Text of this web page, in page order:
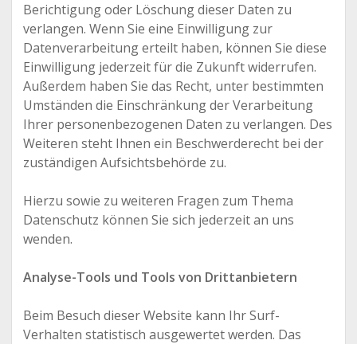
Berichtigung oder Löschung dieser Daten zu
verlangen. Wenn Sie eine Einwilligung zur
Datenverarbeitung erteilt haben, können Sie diese
Einwilligung jederzeit für die Zukunft widerrufen.
Außerdem haben Sie das Recht, unter bestimmten
Umständen die Einschränkung der Verarbeitung
Ihrer personenbezogenen Daten zu verlangen. Des
Weiteren steht Ihnen ein Beschwerderecht bei der
zuständigen Aufsichtsbehörde zu.
Hierzu sowie zu weiteren Fragen zum Thema
Datenschutz können Sie sich jederzeit an uns
wenden.
Analyse-Tools und Tools von Drittanbietern
Beim Besuch dieser Website kann Ihr Surf-
Verhalten statistisch ausgewertet werden. Das